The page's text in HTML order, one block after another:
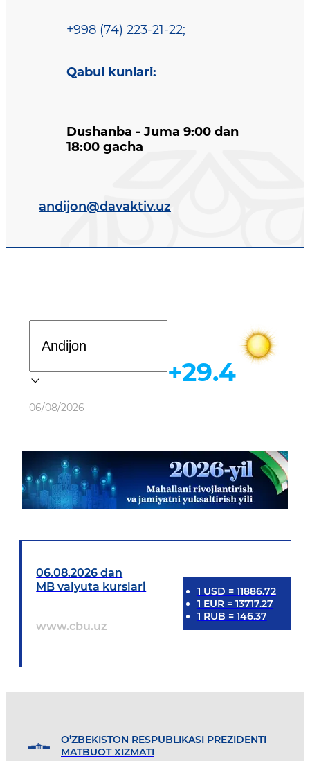
+998 (74) 223-21-22;
Qabul kunlari:
Dushanba - Juma 9:00 dan
18:00 gacha
andijon@davaktiv.uz
Ob-havo
06/08/2026
+29.4
06.08.2026 dan
MB valyuta kurslari
www.cbu.uz
1 USD = 11886.72
1 EUR= 13717.27
1 RUB = 146.37
O’ZBEKISTON RESPUBLIKASI PREZIDENTI
MATBUOT XIZMATI